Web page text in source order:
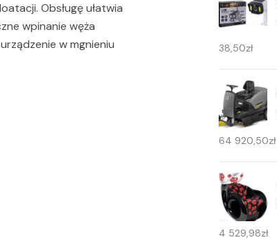
Obsługę ułatwia
wpinanie węża
w mgnieniu
38,50zł
64 920,50zł
4 529,98zł